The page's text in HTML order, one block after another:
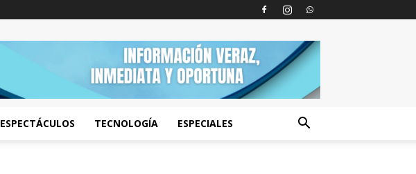
ESPECTÁCULOS TECNOLOGÍA ESPECIALES